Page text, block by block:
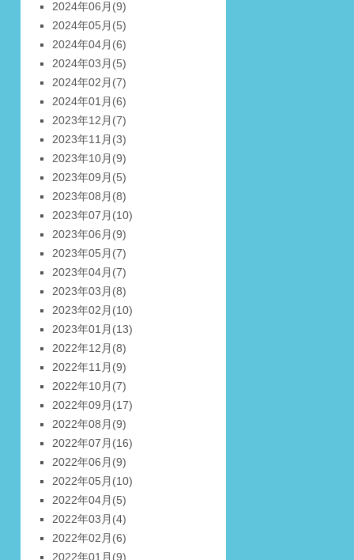
2024年06月 (9)
2024年05月 (5)
2024年04月 (6)
2024年03月 (5)
2024年02月 (7)
2024年01月 (6)
2023年12月 (7)
2023年11月 (3)
2023年10月 (9)
2023年09月 (5)
2023年08月 (8)
2023年07月 (10)
2023年06月 (9)
2023年05月 (7)
2023年04月 (7)
2023年03月 (8)
2023年02月 (10)
2023年01月 (13)
2022年12月 (8)
2022年11月 (9)
2022年10月 (7)
2022年09月 (17)
2022年08月 (9)
2022年07月 (16)
2022年06月 (9)
2022年05月 (10)
2022年04月 (5)
2022年03月 (4)
2022年02月 (6)
2022年01月 (9)